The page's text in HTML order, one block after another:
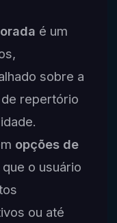
é um
sobre a
repertório
opções de
o usuário
ou até